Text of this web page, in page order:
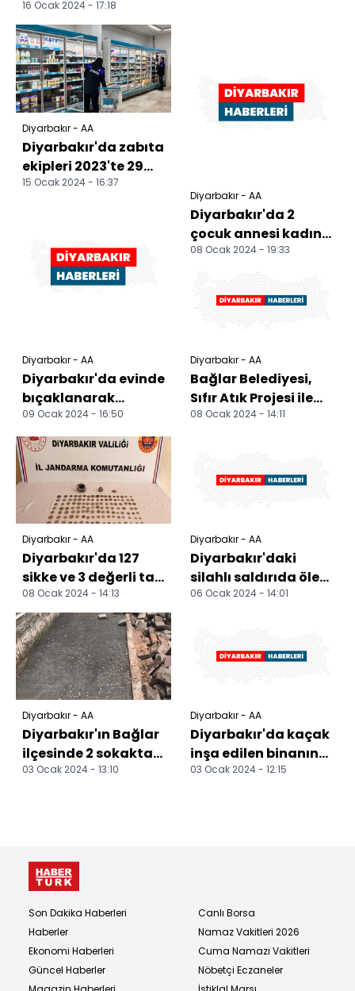
16 Ocak 2024 - 17:18
Diyarbakır - AA
Diyarbakır'da zabıta
ekipleri 2023'te 29
bin 168 iş yerinde
15 Ocak 2024 - 16:37
Diyarbakır - AA
Diyarbakır'da evinde
bıçaklanarak
öldürülen kadının eşi
tutuklandı
09 Ocak 2024 - 16:50
Diyarbakır - AA
Diyarbakır'da 2
çocuk annesi kadın
evinde bıçaklanarak
08 Ocak 2024 - 19:33
Diyarbakır - AA
Bağlar Belediyesi,
Sıfır Atık Projesi ile
2023 yılında
08 Ocak 2024 - 14:11
Diyarbakır - AA
Diyarbakır'da 127
sikke ve 3 değerli taş
ele geçirildi
08 Ocak 2024 - 14:13
Diyarbakır - AA
Diyarbakır'daki
silahlı saldırıda ölen
özel halk otobüsü
06 Ocak 2024 - 14:01
Diyarbakır - AA
Diyarbakır'ın Bağlar
ilçesinde 2 sokakta
yenileme çalışmaları
03 Ocak 2024 - 13:10
Diyarbakır - AA
Diyarbakır'da kaçak
inşa edilen binanın
müteahhidine 22 yıl
03 Ocak 2024 - 12:15
Son Dakika Haberleri
Haberler
Ekonomi Haberleri
Güncel Haberler
Canlı Borsa
Namaz Vakitleri 2026
Cuma Namazı Vakitleri
Nöbetçi Eczaneler